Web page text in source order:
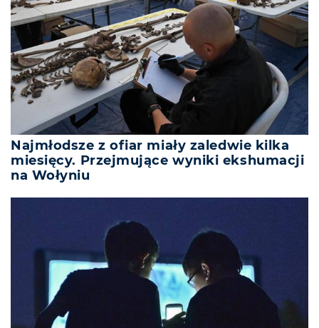
Najmłodsze z ofiar miały zaledwie kilka
miesięcy. Przejmujące wyniki ekshumacji
na Wołyniu